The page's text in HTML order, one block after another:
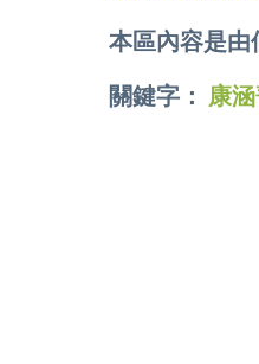
本區內容是由
關鍵字： 康